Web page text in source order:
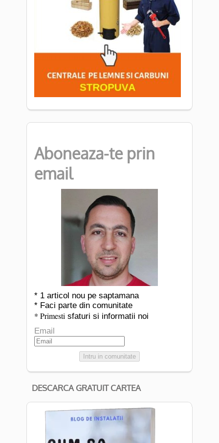
Aboneaza-te prin
email
* 1 articol nou pe saptamana
* Faci parte din comunitate
* Primesti sfaturi si informatii noi
Email
Intru in comunitate
DESCARCA GRATUIT CARTEA